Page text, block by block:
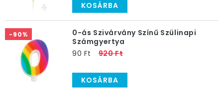
KOSÁRBA
-90%
0-ás Szivárvány Színű Szülinapi
Számgyertya
90 Ft
920 Ft
KOSÁRBA